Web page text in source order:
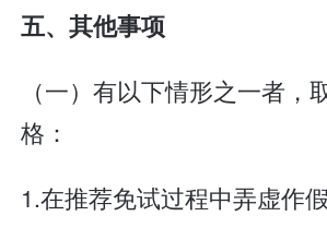
五、其他事项
（一）有以下情形之一者，
格：
1.在推荐免试过程中弄虚作